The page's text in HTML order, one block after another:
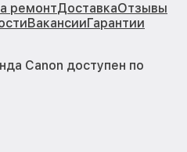
ремонтДоставкаОтзывы
ВакансииГарантии
Canon доступен по